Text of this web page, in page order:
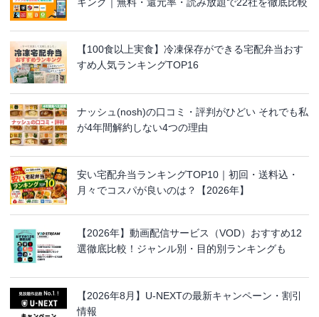
【100食以上実食】冷凍保存ができる宅配弁当おす
すめ人気ランキングTOP16
ナッシュ(nosh)の口コミ・評判がひどい それでも私
が4年間解約しない4つの理由
安い宅配弁当ランキングTOP10｜初回・送料込・
月々でコスパが良いのは？【2026年】
【2026年】動画配信サービス（VOD）おすすめ12
選徹底比較！ジャンル別・目的別ランキングも
【2026年8月】U-NEXTの最新キャンペーン・割引
情報